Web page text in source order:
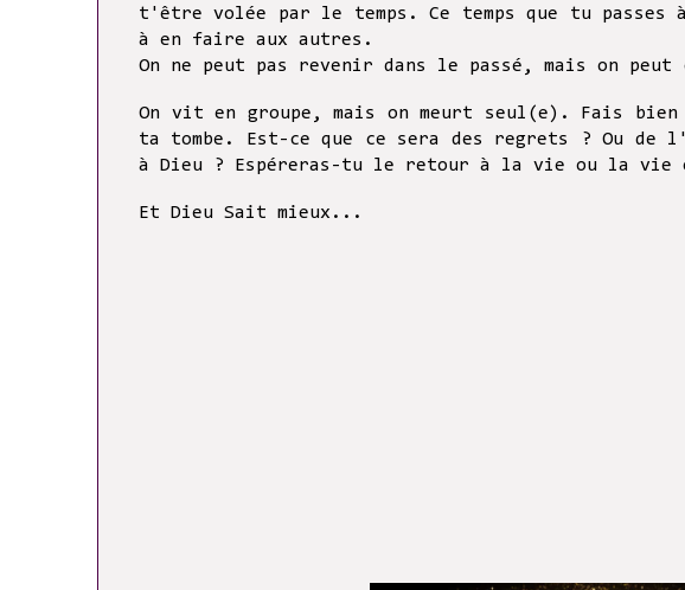
t'être volée par le temps. Ce temps que tu
à en faire aux autres.
On ne peut pas revenir dans le passé, mais on
On vit en groupe, mais on meurt seul(e). Fais
ta tombe. Est-ce que ce sera des regrets ? Ou de
à Dieu ? Espéreras-tu le retour à la vie ou la vie
Et Dieu Sait mieux...